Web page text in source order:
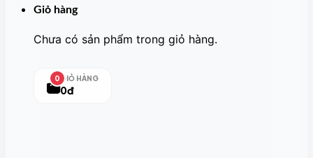
Giỏ hàng
Chưa có sản phẩm trong giỏ hàng.
0 GIỎ HÀNG
0đ